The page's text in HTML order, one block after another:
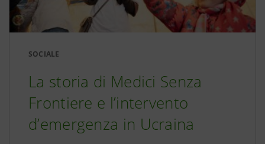
SOCIALE
La storia di Medici Senza
Frontiere e l’intervento
d’emergenza in Ucraina